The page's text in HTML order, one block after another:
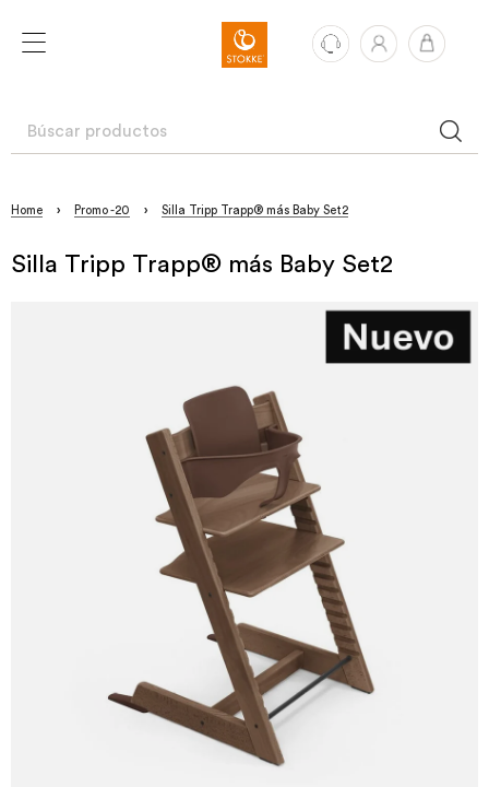
Home › Promo -20 › Silla Tripp Trapp® más Baby Set2
Silla Tripp Trapp® más Baby Set2